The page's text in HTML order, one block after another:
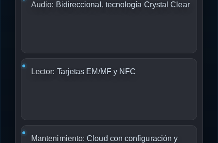
Audio: Bidireccional, tecnología Crystal Clear
Lector: Tarjetas EM/MF y NFC
Mantenimiento: Cloud con configuración y